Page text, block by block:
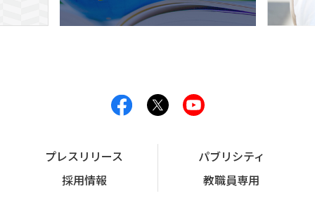
プレスリリース
パブリシティ
採用情報
教職員専用